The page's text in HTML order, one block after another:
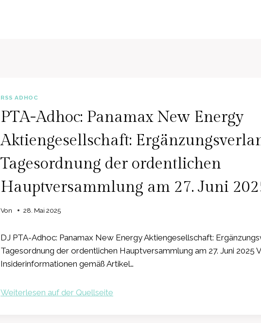
RSS ADHOC
PTA-Adhoc: Panamax New Energy
Aktiengesellschaft:
Tagesordnung der ordentlichen
Hauptversammlung am 27. Juni
Von 28. Mai 2025
DJ PTA-Adhoc: Panamax New Energy Aktiengesellschaft:
Tagesordnung der ordentlichen Hauptversammlung am 27. Juni 2025
Insiderinformationen gemäß Artikel…
Weiterlesen auf der Quellseite